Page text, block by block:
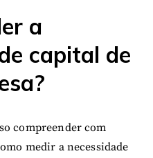
a
capital de
compreender com
medir a necessidade